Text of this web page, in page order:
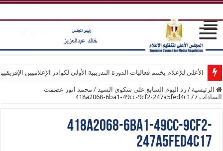
الأعلى للإعلام يختتم فعاليات الدورة التدريبية الأولى لكوادر الإعلاميين
الرئيسية / رد اليوم السابع على شكوى السيد / محمد انور عصمت
السادات /
418a2068-6ba1-49cc-9cf2-247a5fed4c17
418a2068-6ba1-49cc-9cf2-
247a5fed4c17